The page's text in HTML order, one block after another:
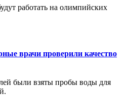
работать на олимпийских
врачи проверили качество
были взяты пробы воды для